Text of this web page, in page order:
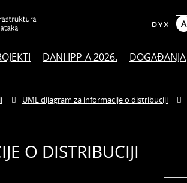
A
DANI IPP-A 2026. DOGAĐANJA
UML dijagram za informacije o distribuciji
O DISTRIBUCIJI